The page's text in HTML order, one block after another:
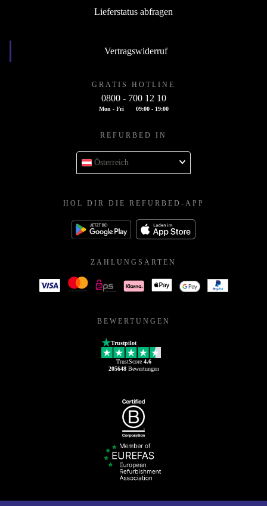
Lieferstatus abfragen
Vertragswiderruf
GRATIS HOTLINE
0800 - 700 12 10
Mon - Fri 09:00 - 19:00
REFURBED IN
Österreich
HOL DIR DIE REFURBED-APP
ZAHLUNGSARTEN
BEWERTUNGEN
Trustpilot
TrustScore 4.6
205648Bewertungen